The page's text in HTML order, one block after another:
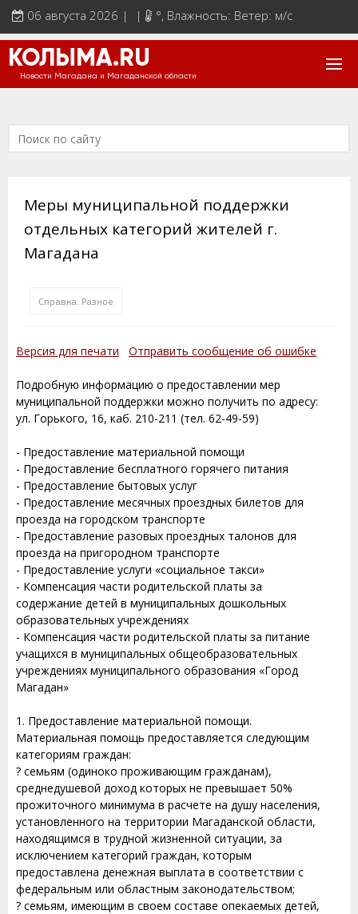
06 августа 2026 | | °, Влажность: Ветер: м/с
КОЛЫМА.RU
Новости Магадана и Магаданской области
Меры муниципальной поддержки
отдельных категорий жителей г.
Магадана
Справка. Разное
Версия для печати Отправить сообщение об ошибке
Подробную информацию о предоставлении мер
муниципальной поддержки можно получить по адресу:
ул. Горького, 16, каб. 210-211 (тел. 62-49-59)
- Предоставление материальной помощи
- Предоставление бесплатного горячего питания
- Предоставление бытовых услуг
- Предоставление месячных проездных билетов для
проезда на городском транспорте
- Предоставление разовых проездных талонов для
проезда на пригородном транспорте
- Предоставление услуги «социальное такси»
- Компенсация части родительской платы за
содержание детей в муниципальных дошкольных
образовательных учреждениях
- Компенсация части родительской платы за питание
учащихся в муниципальных общеобразовательных
учреждениях муниципального образования «Город
Магадан»
1. Предоставление материальной помощи.
Материальная помощь предоставляется следующим
категориям граждан:
? семьям (одиноко проживающим гражданам),
среднедушевой доход которых не превышает 50%
прожиточного минимума в расчете на душу населения,
установленного на территории Магаданской области,
находящимся в трудной жизненной ситуации, за
исключением категорий граждан, которым
предоставлена денежная выплата в соответствии с
федеральным или областным законодательством;
? семьям, имеющим в своем составе опекаемых детей,